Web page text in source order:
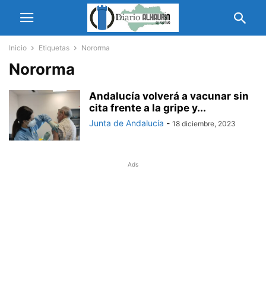
Inicio Etiquetas Nororma
Nororma
Andalucía volverá a vacunar sin
cita frente a la gripe y...
Junta de Andalucía - 18 diciembre, 2023
Ads